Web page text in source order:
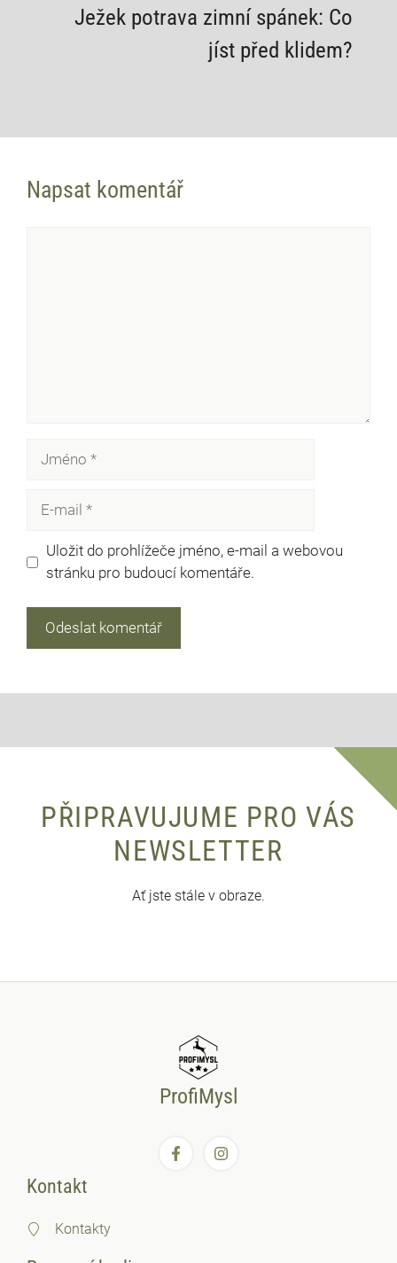
Ježek potrava zimní spánek: Co
jíst před klidem?
Napsat komentář
Uložit do prohlížeče jméno, e-mail a webovou
stránku pro budoucí komentáře.
PŘIPRAVUJUME PRO VÁS
NEWSLETTER
Ať jste stále v obraze.
ProfiMysl
Kontakt
Kontakty